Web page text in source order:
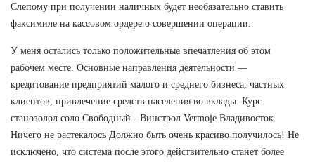
Слепому при получении наличных будет необязательно ставить
факсимиле на кассовом ордере о совершении операции.
У меня остались только положительные впечатления об этом
рабочем месте. Основные направления деятельности —
кредитование предприятий малого и среднего бизнеса, частных
клиентов, привлечение средств населения во вклады. Курс
станозолол соло Свободный - Винстрол Vermoje Владивосток.
Ничего не растекалось Должно быть очень красиво получилось! Не
исключено, что система после этого действительно станет более